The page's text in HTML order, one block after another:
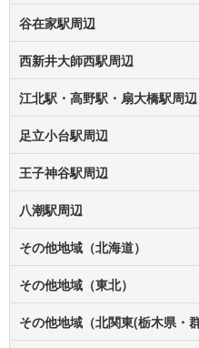
谷在家駅周辺
西新井大師西駅周辺
江北駅・高野駅・扇大橋駅周辺
足立小台駅周辺
王子神谷駅周辺
八潮駅周辺
その他地域（北海道）
その他地域（東北）
その他地域（北関東(栃木県・